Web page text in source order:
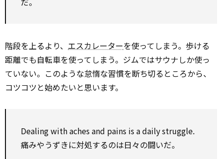
階段を上るより、 エスカレーターを使ってしまう。歩ける
距離でも自転車を使ってしまう。ジムではサウナしか使っ
ていない。このような怠惰な習慣を断ち切るところから、
コツコツと始めたいと思います。
Dealing with aches and pains is a daily struggle.
痛みやうずきに対処するのは日々の闘いだ。